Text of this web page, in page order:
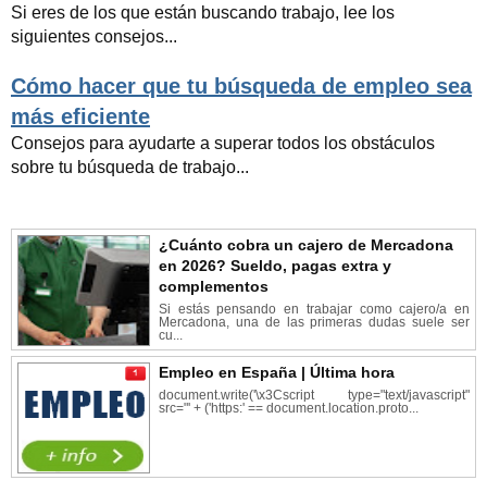
Si eres de los que están buscando trabajo, lee los
siguientes consejos...
Cómo hacer que tu búsqueda de empleo sea
más eficiente
Consejos para ayudarte a superar todos los obstáculos
sobre tu búsqueda de trabajo...
¿Cuánto cobra un cajero de Mercadona
en 2026? Sueldo, pagas extra y
complementos
Si estás pensando en trabajar como cajero/a en
Mercadona, una de las primeras dudas suele ser
cu...
Empleo en España | Última hora
document.write('\x3Cscript type="text/javascript"
src="' + ('https:' == document.location.proto...